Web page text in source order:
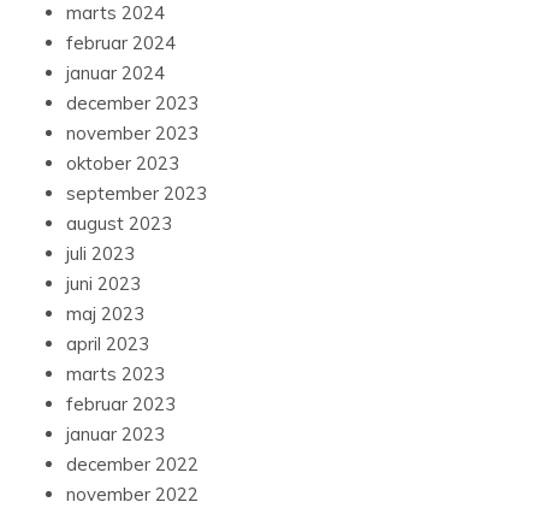
marts 2024
februar 2024
januar 2024
december 2023
november 2023
oktober 2023
september 2023
august 2023
juli 2023
juni 2023
maj 2023
april 2023
marts 2023
februar 2023
januar 2023
december 2022
november 2022